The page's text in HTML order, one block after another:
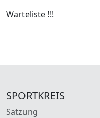
Warteliste !!!
SPORTKREIS
Satzung